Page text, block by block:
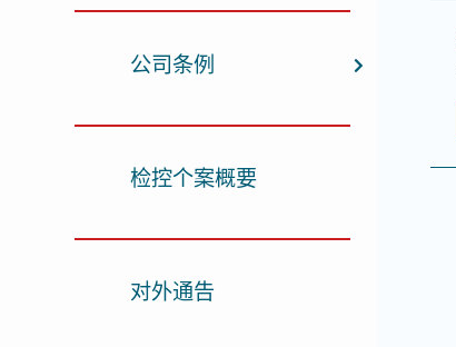
公司条例
检控个案概要
对外通告